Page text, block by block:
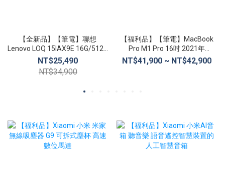
【全新品】【筆電】聯想
Lenovo LOQ 15IAX9E 16G/512G
15.6吋 電競筆電
NT$25,490
NT$34,900
【福利品】【筆電】MacBook
Pro M1 Pro 16吋 2021年
16G/512G (A2485)
NT$41,900 ~ NT$42,900